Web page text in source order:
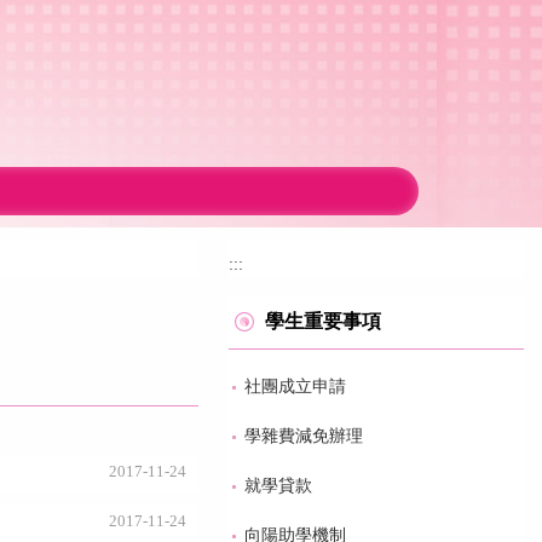
2017-11-24
2017-11-24
:::
學生重要事項
社團成立申請
學雜費減免辦理
就學貸款
向陽助學機制